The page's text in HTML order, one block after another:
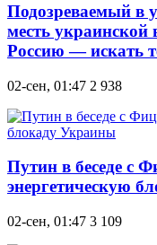
Подозреваемый в
месть украинской
Россию — искать
02-сен, 01:47 2 938
Путин в беседе с
энергетическую
02-сен, 01:47 3 109